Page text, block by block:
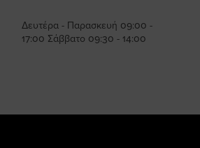
Δευτέρα - Παρασκευή 09:00 -
17:00 Σάββατο 09:30 - 14:00